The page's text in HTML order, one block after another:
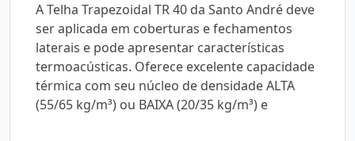
A Telha Trapezoidal TR 40 da Santo André deve
ser aplicada em coberturas e fechamentos
laterais e pode apresentar características
termoacústicas. Oferece excelente capacidade
térmica com seu núcleo de densidade ALTA
(55/65 kg/m³) ou BAIXA (20/35 kg/m³) e